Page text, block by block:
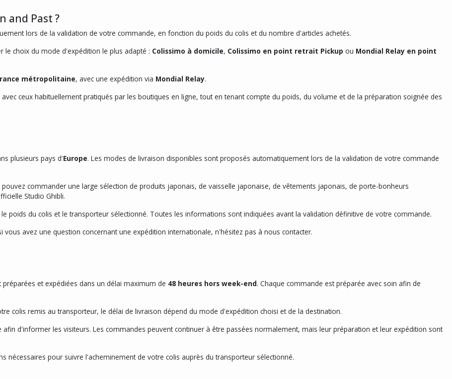
and Past ?
lors de la validation de votre commande, en fonction du poids du colis et du nombre d'articles achetés.
choix du mode d'expédition le plus adapté : Colissimo à domicile, Colissimo en point retrait Pickup ou Mondial Relay en point
métropolitaine, avec une expédition via Mondial Relay.
ceux habituellement pratiqués par les boutiques en ligne, tout en tenant compte du poids, du volume et de la préparation soignée des
plusieurs pays d'Europe. Les modes de livraison disponibles sont proposés automatiquement lors de la validation de votre commande
commander une large sélection de produits japonais, de vaisselle japonaise, de vêtements japonais, de porte-bonheurs
Studio Ghibli.
poids du colis et le transporteur sélectionné. Toutes les informations sont indiquées avant la validation définitive de votre commande.
avez une question concernant une expédition internationale, n'hésitez pas à nous contacter.
et expédiées dans un délai maximum de 48 heures hors week-end. Chaque commande est préparée avec soin afin de
colis remis au transporteur, le délai de livraison dépend du mode d'expédition choisi et de la destination.
d'informer les visiteurs. Les commandes peuvent continuer à être passées normalement, mais leur préparation et leur expédition sont
pour suivre l'acheminement de votre colis auprès du transporteur sélectionné.